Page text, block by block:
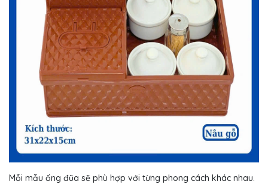
Mỗi mẫu ống đũa sẽ phù hợp với từng phong cách khác nhau.